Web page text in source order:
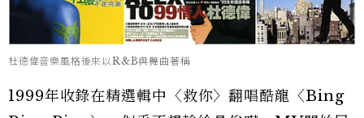
杜德偉音樂風格後來以R&B與舞曲著稱
1999年收錄在精選輯中〈救你〉翻唱酷龍〈Bing